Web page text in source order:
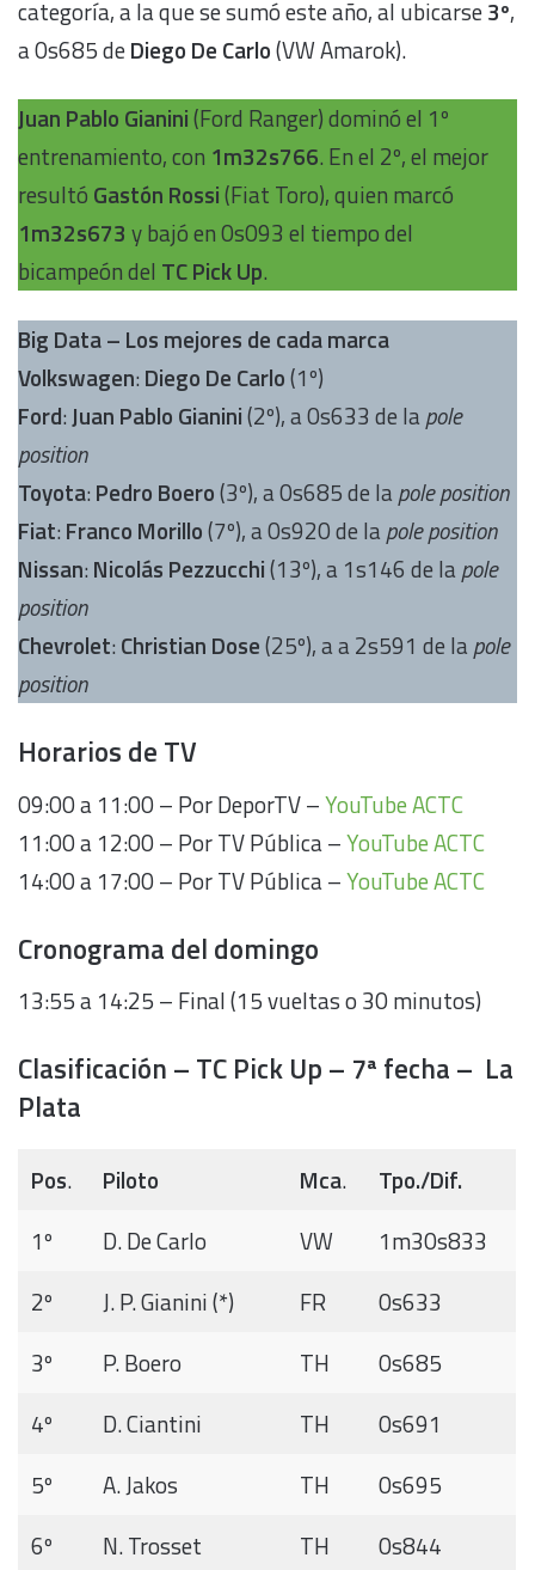
categoría, a la que se sumó este año, al ubicarse3º,
a 0s685 deDiego De Carlo(VW Amarok).
Juan Pablo Gianini(Ford Ranger) dominó el 1º
entrenamiento, con 1m32s766. En el 2º, el mejor
resultó Gastón Rossi(Fiat Toro), quien marcó
1m32s673 y bajó en 0s093 el tiempo del
bicampeón del TC Pick Up.
Big Data – Los mejores de cada marca
Volkswagen: Diego De Carlo(1º)
Ford:Juan Pablo Gianini(2º), a 0s633 de lapole
position
Toyota: Pedro Boero(3º), a 0s685 de lapole position
Fiat: Franco Morillo(7º), a 0s920 de lapole position
Nissan: Nicolás Pezzucchi(13º), a 1s146 de lapole
position
Chevrolet: Christian Dose(25º), a a 2s591 de lapole
position
Horarios de TV
09:00 a 11:00 – Por DeporTV –YouTube ACTC
11:00 a 12:00 – Por TV Pública –YouTube ACTC
14:00 a 17:00 – Por TV Pública –YouTube ACTC
Cronograma del domingo
13:55 a 14:25 – Final (15 vueltas o 30 minutos)
Clasificación – TC Pick Up – 7ª fecha – La
Plata
Pos. Piloto Mca.
Tpo./Dif.
1º
D. De Carlo VW
1m30s833
2º
J. P. Gianini (*) FR
0s633
3º
P. Boero TH
0s685
4º
D. Ciantini TH
0s691
5º
A. Jakos TH
0s695
6º
N. Trosset TH
0s844